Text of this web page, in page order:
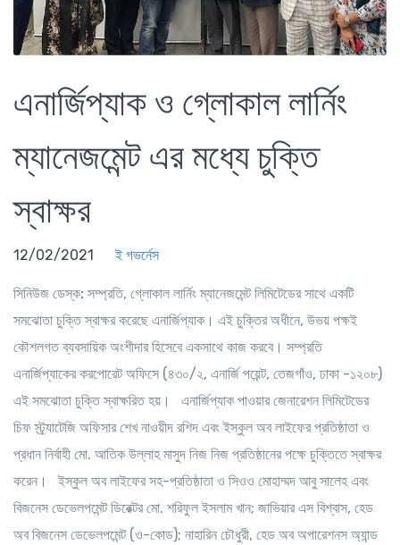
এনার্জিপ্যাক ও গ্লোকাল লার্নিং
ম্যানেজমেন্ট এর মধ্যে চুক্তি
স্বাক্ষর
12/02/2021 ই গভর্নেস
সিনিউজ ডেস্ক: সম্প্রতি, গ্লোকাল লার্নিং ম্যানেজমেন্ট লিমিটেডের সাথে একটি
সমঝোতা চুক্তি স্বাক্ষর করেছে এনার্জিপ্যাক। এই চুক্তির অধীনে, উভয় পক্ষই
কৌশলগত ব্যবসায়িক অংশীদার হিসেবে একসাথে কাজ করবে। সম্প্রতি
এনার্জিপ্যাকের করপোরেট অফিসে (৪৩০/২, এনার্জি পয়েন্ট, তেজগাঁও, ঢাকা -১২০৮)
এই সমঝোতা চুক্তি স্বাক্ষরিত হয়। এনার্জিপ্যাক পাওয়ার জেনারেশন লিমিটেডের
চিফ স্ট্র্যাটেজি অফিসার শেখ নাওয়ীদ রশিদ এবং ইস্কুল অব লাইফের প্রতিষ্ঠাতা ও
প্রধান নির্বাহী মো. আতিক উল্লাহ মাসুদ নিজ নিজ প্রতিষ্ঠানের পক্ষে চুক্তিতে স্বাক্ষর
করেন। ইস্কুল অব লাইফের সহ-প্রতিষ্ঠাতা ও সিওও মোহাম্মদ আবু সালেহ এবং
বিজনেস ডেভেলপমেন্ট ডিরেক্টর মো. শরিফুল ইসলাম খান; জাভিয়ার এস বিশ্বাস, হেড
অব বিজনেস ডেভেলপমেন্ট (ও-কোড); নাহারিন চৌধুরী, হেড অব অপারেশনস অ্যান্ড